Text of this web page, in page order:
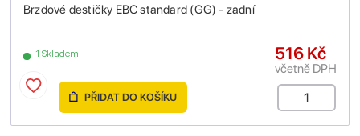
Brzdové destičky EBC standard (GG) - zadní
1 Skladem 516 Kč
včetně DPH
PŘIDAT DO KOŠÍKU